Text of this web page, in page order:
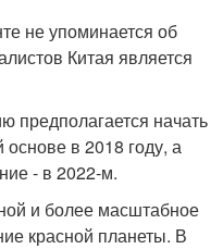
не упоминается об
Китая является
предполагается начать
основе в 2018 году, а
- в 2022-м.
и более масштабное
красной планеты. В